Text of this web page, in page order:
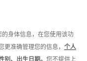
身体信息，在您使用该功
更准确管理您的信息， 个人
别、出生日期。 您不提供上